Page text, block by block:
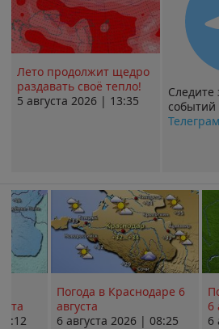
Лето продолжит щедро
раздавать своё тепло!
5 августа 2026 | 13:35
Следите
Погода в Краснодаре 6
августа
6 августа 2026 | 08:25
6
6